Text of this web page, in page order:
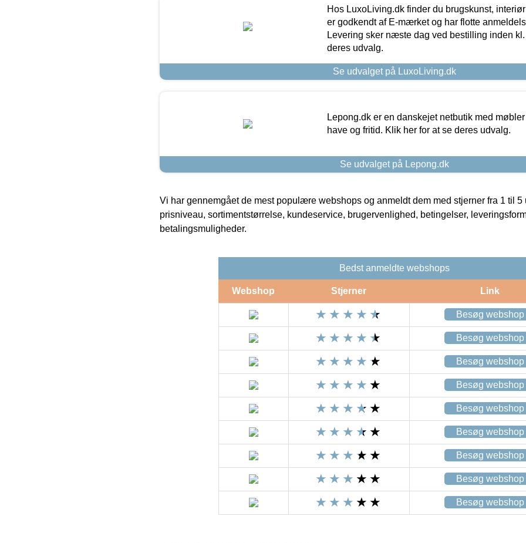
Hos LuxoLiving.dk finder du brugskunst,
er godkendt af E-mærket og har flotte
Levering sker næste dag ved bestilling inden
deres udvalg.
Se udvalget på LuxoLiving.dk
Lepong.dk er en danskejet netbutik med
have og fritid. Klik her for at se deres udvalg.
Se udvalget på Lepong.dk
Vi har gennemgået de mest populære webshops og anmeldt dem med stjerner fra 1 til 5
prisniveau, sortimentstørrelse, kundeservice, brugervenlighed, betingelser,
betalingsmuligheder.
Bedst anmeldte webshops
Webshop Stjerner Link
Besøg webshop
Besøg webshop
Besøg webshop
Besøg webshop
Besøg webshop
Besøg webshop
Besøg webshop
Besøg webshop
Besøg webshop